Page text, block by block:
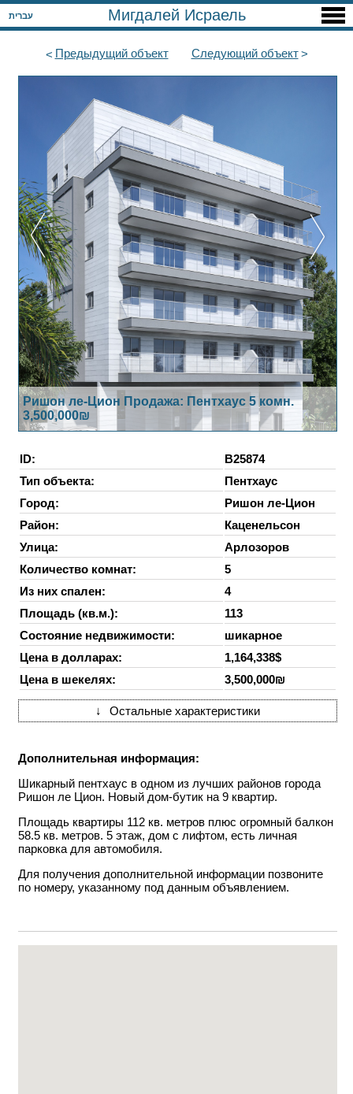
עברית Мигдалей Исраель
Предыдущийобъект Следующийобъект
Ришон ле-Цион Продажа: Пентхаус 5 комн.
3,500,000₪
ID:
B25874
Тип объекта:
Пентхаус
Город:
Ришон ле-Цион
Район:
Каценельсон
Улица:
Арлозоров
Количество комнат:
5
Из них спален:
4
Площадь (кв.м.):
113
Состояние недвижимости:
шикарное
Цена в долларах:
1,164,338$
Цена в шекелях:
3,500,000₪
↓ Остальные характеристики
Дополнительная информация:
Шикарный пентхаус в одном из лучших районов города
Ришон ле Цион. Новый дом-бутик на 9 квартир.
Площадь квартиры 112 кв. метров плюс огромный балкон
58.5 кв. метров. 5 этаж, дом с лифтом, есть личная
парковка для автомобиля.
Для получения дополнительной информации позвоните
по номеру, указанному под данным объявлением.